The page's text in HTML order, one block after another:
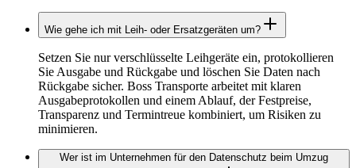
Wie gehe ich mit Leih‑ oder Ersatzgeräten um?
Setzen Sie nur verschlüsselte Leihgeräte ein, protokollieren
Sie Ausgabe und Rückgabe und löschen Sie Daten nach
Rückgabe sicher. Boss Transporte arbeitet mit klaren
Ausgabeprotokollen und einem Ablauf, der Festpreise,
Transparenz und Termintreue kombiniert, um Risiken zu
minimieren.
Wer ist im Unternehmen für den Datenschutz beim Umzug